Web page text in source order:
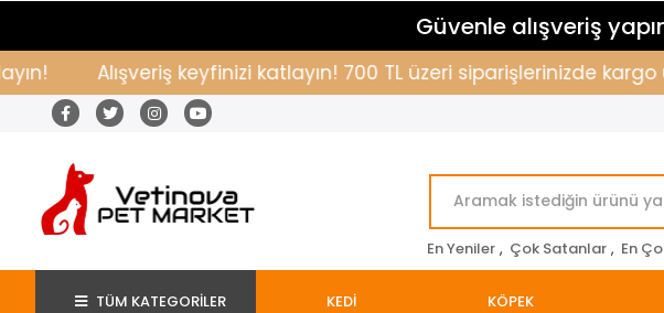
Güvenle alışveriş
Alışveriş keyfinizi katlayın! 700 TL üzeri siparişlerinizde kargo
En Yeniler , Çok Satanlar , En
TÜM KATEGORİLER KEDİ KÖPEK